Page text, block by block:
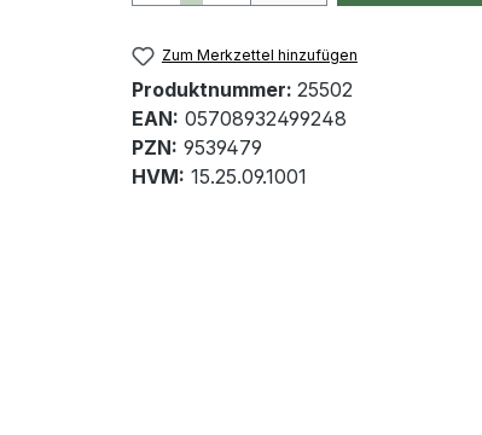
Zum Merkzettel hinzufügen
Produktnummer: 25502
EAN: 05708932499248
PZN: 9539479
HVM: 15.25.09.1001